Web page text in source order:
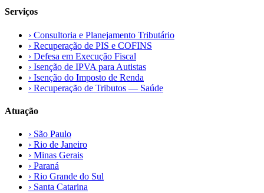
Serviços
› Consultoria e Planejamento Tributário
› Recuperação de PIS e COFINS
› Defesa em Execução Fiscal
› Isenção de IPVA para Autistas
› Isenção do Imposto de Renda
› Recuperação de Tributos — Saúde
Atuação
› São Paulo
› Rio de Janeiro
› Minas Gerais
› Paraná
› Rio Grande do Sul
› Santa Catarina